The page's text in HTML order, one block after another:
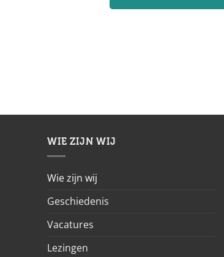
WIE ZIJN WIJ
Wie zijn wij
Geschiedenis
Vacatures
Lezingen